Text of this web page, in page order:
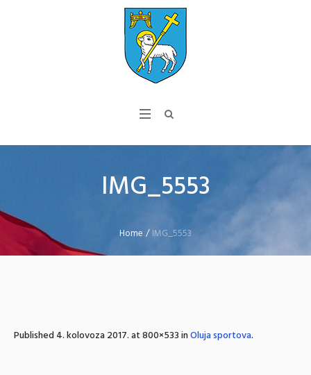
IMG_5553
Home /IMG_5553
Published4. kolovoza 2017.at 800×533 inOluja sportova.